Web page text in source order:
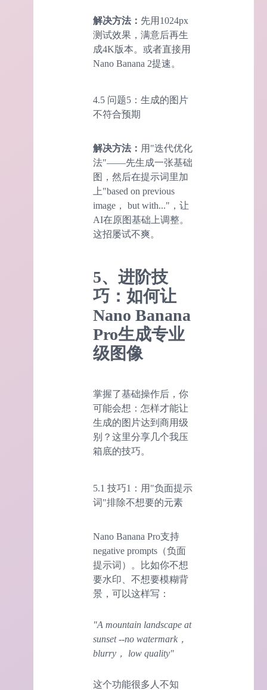
解决方法： 先用1024px
测试效果，满意后再生
成4K版本。或者直接用
Nano Banana 2提速。
4.5 问题5：生成的图片
不符合预期
解决方法： 用"迭代优化
法"——先生成一张基础
图，然后在提示词里加
上"based on previous
image， but with..."，让
AI在原图基础上调整。
这招屡试不爽。
5、进阶技
巧：如何让
Nano Banana
Pro生成专业
级图像
掌握了基础操作后，你
可能会想：怎样才能让
生成的图片达到商用级
别？这里分享几个我压
箱底的技巧。
5.1 技巧1：用"负面提示
词"排除不想要的元素
Nano Banana Pro支持
negative prompts（负面
提示词）。比如你不想
要水印、不想要模糊背
景，可以这样写：
"A mountain landscape at
sunset --no watermark，
blurry， low quality"
这个功能很多人不知